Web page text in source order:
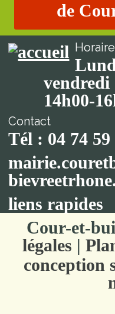
de
vendredi
14h00-
Contact
Tél : 04 74 59
liens rapides
Cour-et-
légales |
conception